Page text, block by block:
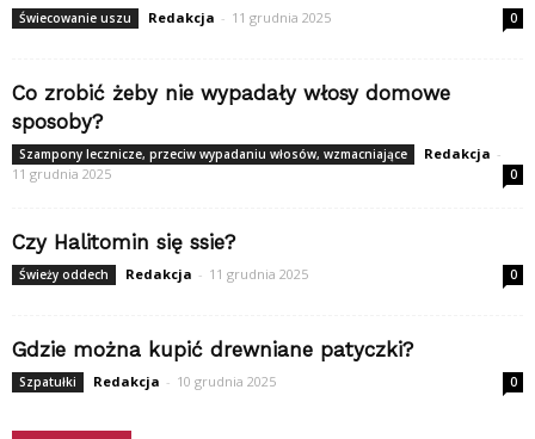
Świecowanie uszu Redakcja - 11 grudnia 2025 0
Co zrobić żeby nie wypadały włosy domowe
sposoby?
Szampony lecznicze, przeciw wypadaniu włosów, wzmacniające Redakcja -
11 grudnia 2025
0
Czy Halitomin się ssie?
Świeży oddech Redakcja - 11 grudnia 2025 0
Gdzie można kupić drewniane patyczki?
Szpatułki Redakcja - 10 grudnia 2025 0